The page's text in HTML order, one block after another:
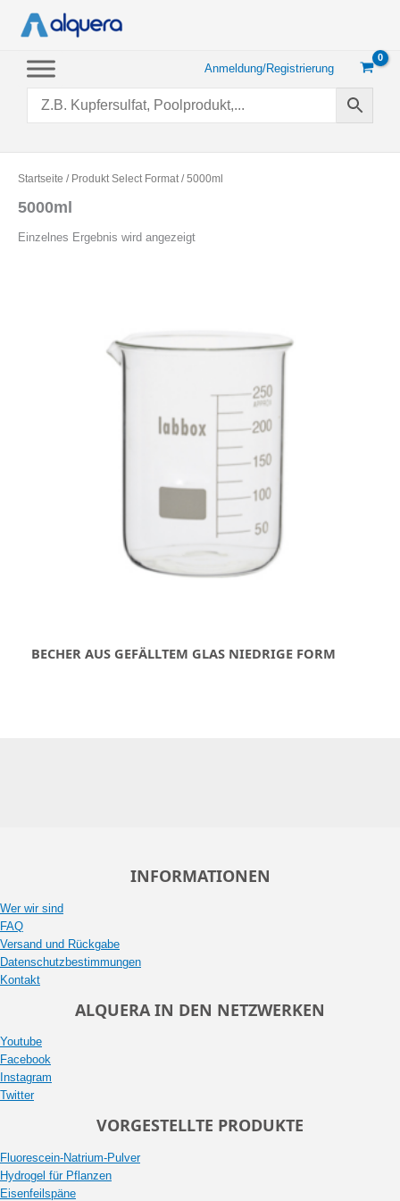
Inhalt
Anmeldung/Registrierung
Startseite / Produkt Select Format / 5000ml
5000ml
Einzelnes Ergebnis wird angezeigt
BECHER AUS GEFÄLLTEM GLAS NIEDRIGE FORM
INFORMATIONEN
Wer wir sind
FAQ
Versand und Rückgabe
Datenschutzbestimmungen
Kontakt
ALQUERA IN DEN NETZWERKEN
Youtube
Facebook
Instagram
Twitter
VORGESTELLTE PRODUKTE
Fluorescein-Natrium-Pulver
Hydrogel für Pflanzen
Eisenfeilspäne